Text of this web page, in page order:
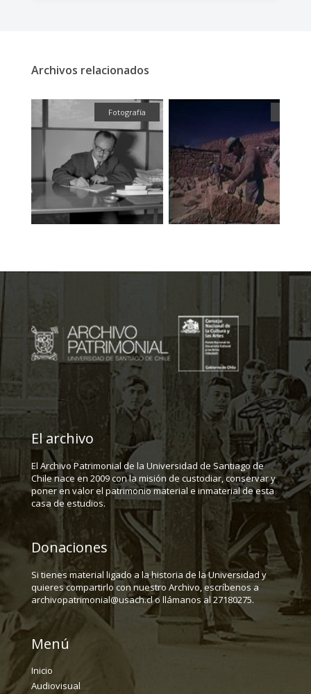
Archivos relacionados
Fotografía
El archivo
El Archivo Patrimonial de la Universidad de Santiago de
Chile nace en 2009 con la misión de custodiar, conservar y
poner en valor el patrimonio material e inmaterial de esta
casa de estudios.
Donaciones
Si tienes material ligado a la historia de la Universidad y
quieres compartirlo con nuestro Archivo, escríbenos a
archivopatrimonial@usach.cl o llámanos al 27180275.
Menú
Inicio
Audiovisual